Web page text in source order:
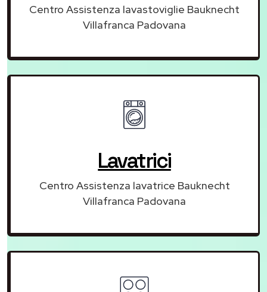
Centro Assistenza lavastoviglie Bauknecht
Villafranca Padovana
Lavatrici
Centro Assistenza lavatrice Bauknecht
Villafranca Padovana